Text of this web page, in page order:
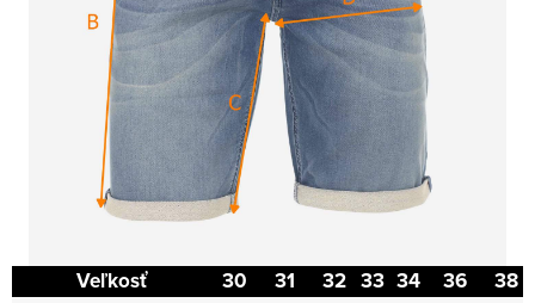
Veľkosť 30 31 32 33 34 36 38